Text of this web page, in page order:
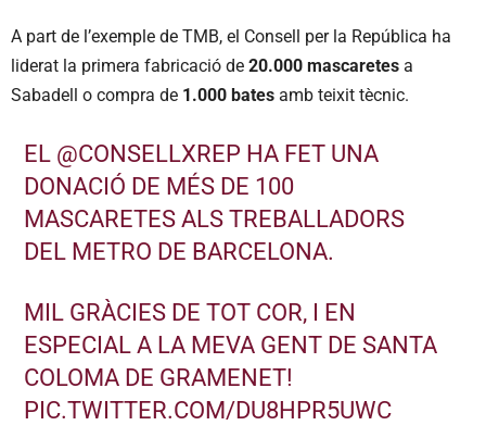
A part de l’exemple de TMB, el Consell per la República ha
liderat la primera fabricació de 20.000 mascaretes a
Sabadell o compra de 1.000 bates amb teixit tècnic.
EL @CONSELLXREP HA FET UNA
DONACIÓ DE MÉS DE 100
MASCARETES ALS TREBALLADORS
DEL METRO DE BARCELONA.
MIL GRÀCIES DE TOT COR, I EN
ESPECIAL A LA MEVA GENT DE SANTA
COLOMA DE GRAMENET!
PIC.TWITTER.COM/DU8HPR5UWC